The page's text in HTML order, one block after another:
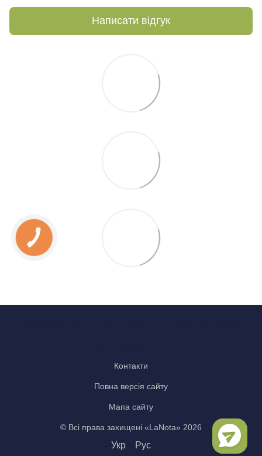
Написати відгук
Контакти
Повна версія сайту
Мапа сайту
© Всі права захищені «LaNota» 2026
Укр Рус